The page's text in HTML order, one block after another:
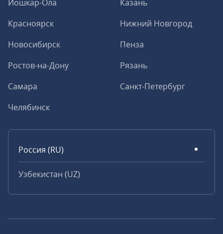
Йошкар-Ола
Казань
Красноярск
Нижний Новгород
Новосибирск
Пенза
Ростов-на-Дону
Рязань
Самара
Санкт-Петербург
Челябинск
Россия (RU)
Узбекистан (UZ)